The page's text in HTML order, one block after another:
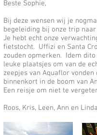
Beste Sophie,
Bij deze wensen wij je
begeleiding bij onze trip
Je hebt echt onze
fietstocht. Uffizi en Santa
zouden opmerken. Idem
leuke plaatsjes om van de
zeepjes van Aquaflor
binnenkort in de boom van
Een reisje om niet te
Roos, Kris,